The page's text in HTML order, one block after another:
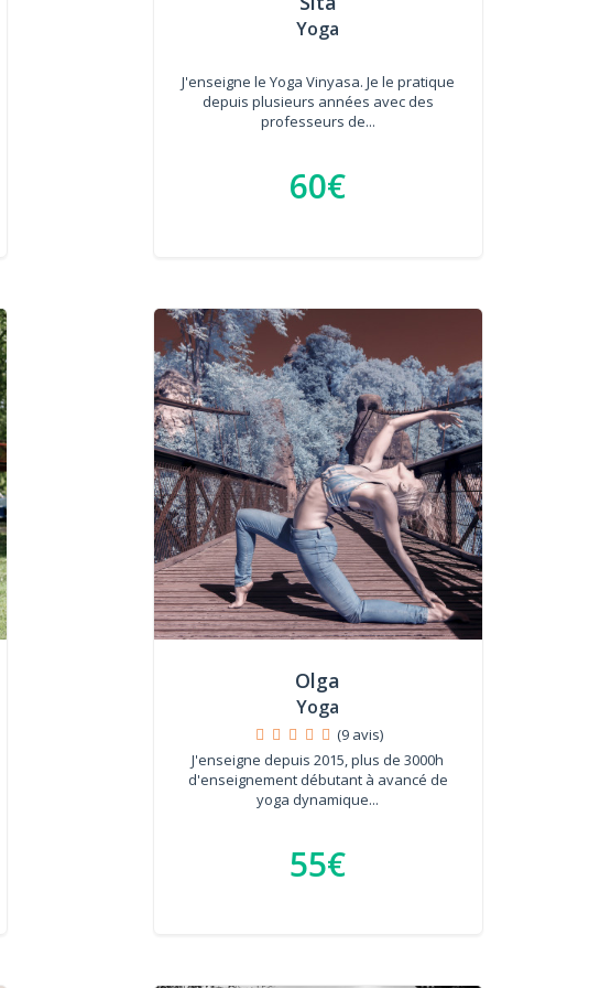
Yoga
J'enseigne le Yoga Vinyasa. Je le pratique
depuis plusieurs années avec des
professeurs de...
60€
Olga
Yoga
(9 avis)
J'enseigne depuis 2015, plus de 3000h
d'enseignement débutant à avancé de
yoga dynamique...
55€